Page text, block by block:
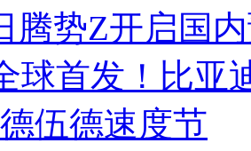
腾势Z开启国
球首发！比亚
伍德速度节